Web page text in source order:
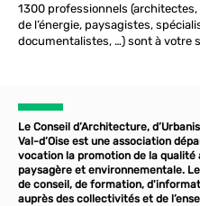
1300 professionnels
de l’énergie, paysagistes,
documentalistes, …) sont à votre
Le Conseil d’Architecture,
Val-d’Oise est une association
vocation la promotion de la
paysagère et environnementale.
de conseil, de formation,
auprès des collectivités et de